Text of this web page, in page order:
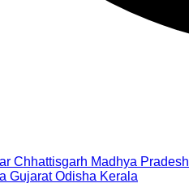
Chhattisgarh Madhya Pradesh
Gujarat Odisha Kerala